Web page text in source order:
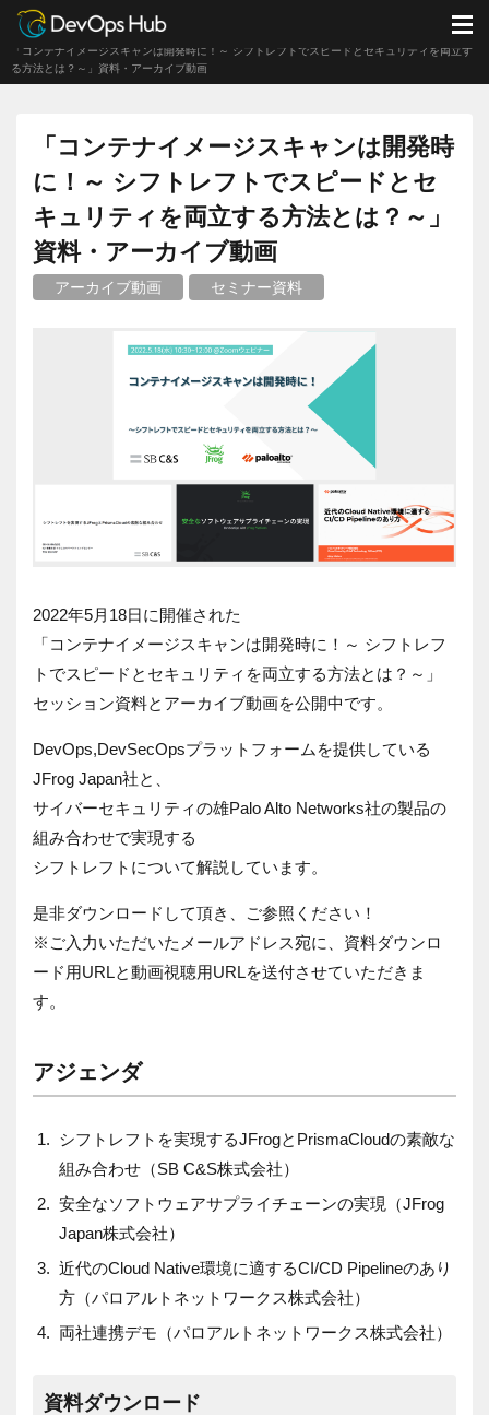
DevOps Hub 資料ダウンロード
「コンテナイメージスキャンは開発時に！～ シフトレフトでスピードとセキュリティを両立す
る方法とは？～」資料・アーカイブ動画
「コンテナイメージスキャンは開発時
に！～ シフトレフトでスピードとセ
キュリティを両立する方法とは？～」
資料・アーカイブ動画
アーカイブ動画 セミナー資料
2022年5月18日に開催された
「コンテナイメージスキャンは開発時に！～ シフトレフ
トでスピードとセキュリティを両立する方法とは？～」
セッション資料とアーカイブ動画を公開中です。
DevOps,DevSecOpsプラットフォームを提供している
JFrog Japan社と、
サイバーセキュリティの雄Palo Alto Networks社の製品の
組み合わせで実現する
シフトレフトについて解説しています。
是非ダウンロードして頂き、ご参照ください！
※ご入力いただいたメールアドレス宛に、資料ダウンロ
ード用URLと動画視聴用URLを送付させていただきま
す。
アジェンダ
シフトレフトを実現するJFrogとPrismaCloudの素敵な
組み合わせ（SB C&S株式会社）
安全なソフトウェアサプライチェーンの実現（JFrog
Japan株式会社）
近代のCloud Native環境に適するCI/CD Pipelineのあり
方（パロアルトネットワークス株式会社）
両社連携デモ（パロアルトネットワークス株式会社）
資料ダウンロード